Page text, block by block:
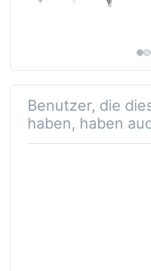
Benutzer, die
haben, haben